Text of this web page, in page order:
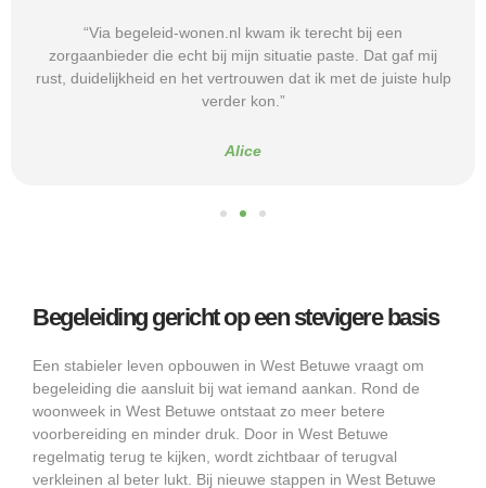
“Via begeleid-wonen.nl kwam ik terecht bij een
zorgaanbieder die echt bij mijn situatie paste. Dat gaf mij
rust, duidelijkheid en het vertrouwen dat ik met de juiste hulp
verder kon.”
Alice
Begeleiding gericht op een stevigere basis
Een stabieler leven opbouwen in West Betuwe vraagt om
begeleiding die aansluit bij wat iemand aankan. Rond de
woonweek in West Betuwe ontstaat zo meer betere
voorbereiding en minder druk. Door in West Betuwe
regelmatig terug te kijken, wordt zichtbaar of terugval
verkleinen al beter lukt. Bij nieuwe stappen in West Betuwe